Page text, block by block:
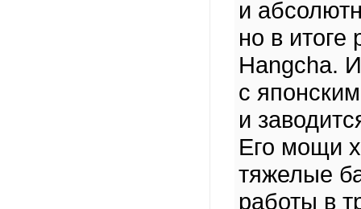
и
но в
Hangcha.
с
и
Его мощи
тяжелые
работы в